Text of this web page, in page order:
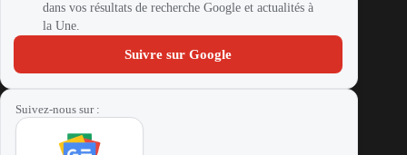
dans vos résultats de recherche Google et actualités à
la Une.
Suivre sur Google
Suivez-nous sur :